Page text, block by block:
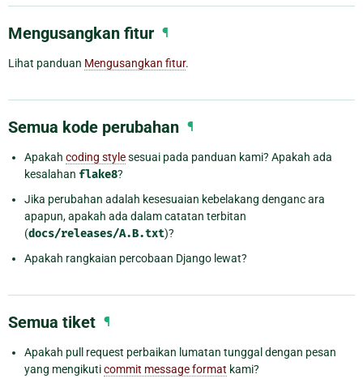
Mengusangkan fitur ¶
Lihat panduan Mengusangkan fitur.
Semua kode perubahan ¶
Apakah coding stylesesuai pada panduan kami? Apakah ada
kesalahan flake8?
Jika perubahan adalah kesesuaian kebelakang denganc ara
apapun, apakah ada dalam catatan terbitan
(docs/releases/A.B.txt)?
Apakah rangkaian percobaan Django lewat?
Semua tiket ¶
Apakah pull request perbaikan lumatan tunggal dengan pesan
yang mengikuticommit message format kami?